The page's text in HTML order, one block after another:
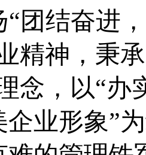
“团结奋进
精神，秉
念，以“
企业形象”